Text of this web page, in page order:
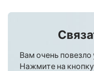
Вам очень повезло
Нажмите на